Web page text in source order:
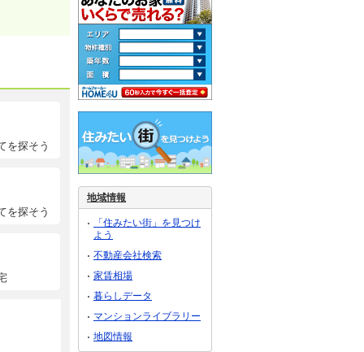
を探そう
を探そう
地域情報
「住みたい街」を見つけ
よう
不動産会社検索
家賃相場
暮らしデータ
マンションライブラリー
地図情報